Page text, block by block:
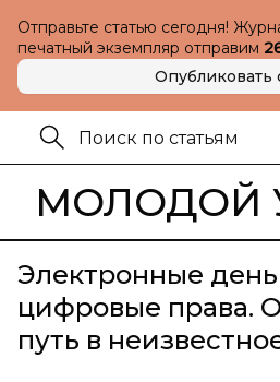
Отправьте статью сегодня!
печатный экземпляр отправим
Опубликовать
МОЛОДОЙ
Электронные
цифровые права.
путь в